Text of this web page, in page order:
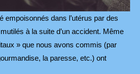
empoisonnés dans l’utérus par des
à la suite d’un accident. Même
» que nous avons commis (par
la paresse, etc.) ont